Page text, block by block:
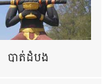
បាត់ដំបង